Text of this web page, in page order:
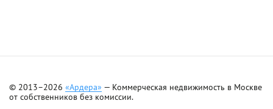
© 2013–2026 «Ардера» — Коммерческая недвижимость в Москве
от собственников без комиссии.